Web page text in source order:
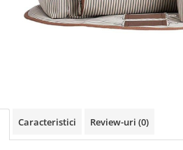
Caracteristici Review-uri (0)